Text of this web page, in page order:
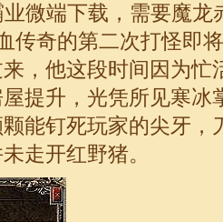
微端下载，需要魔龙
传奇的第二次打怪即
，他这段时间因为忙
提升，光凭所见寒冰
能钉死玩家的尖牙，
走开红野猪。